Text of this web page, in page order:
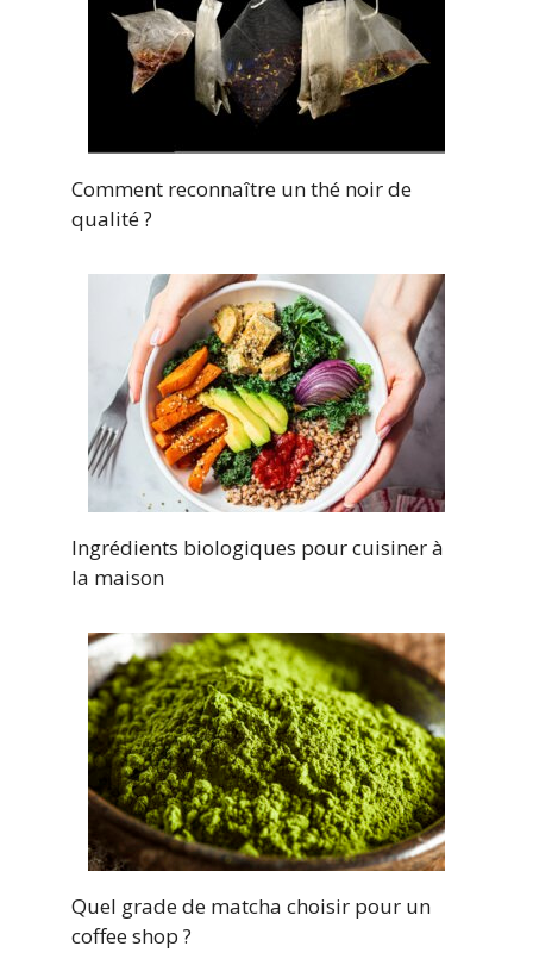
Comment reconnaître un thé noir de
qualité ?
Ingrédients biologiques pour cuisiner à
la maison
Quel grade de matcha choisir pour un
coffee shop ?